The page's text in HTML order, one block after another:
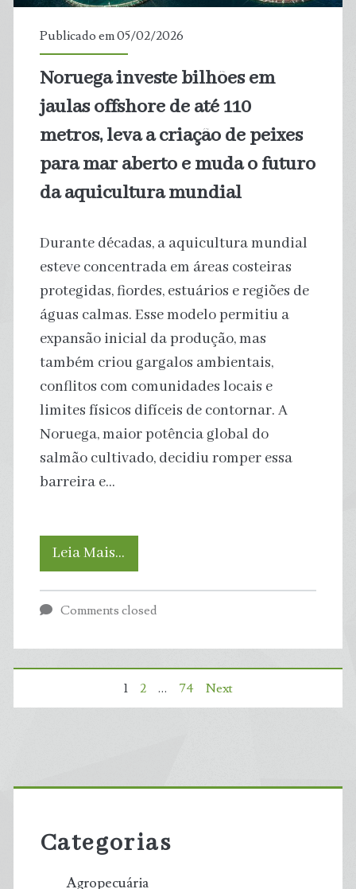
SP,
BA,
PR
e
DF
juntos,
aponta
estudo
Publicado em 05/02/2026
Noruega investe bilhões em
jaulas offshore de até 110
metros, leva a criação de peixes
para mar aberto e muda o futuro
da aquicultura mundial
Durante décadas, a aquicultura mundial
esteve concentrada em áreas costeiras
protegidas, fiordes, estuários e regiões de
águas calmas. Esse modelo permitiu a
expansão inicial da produção, mas
também criou gargalos ambientais,
conflitos com comunidades locais e
limites físicos difíceis de contornar. A
Noruega, maior potência global do
salmão cultivado, decidiu romper essa
barreira e…
Leia Mais…
investe
jaulas
110
metros,
Comments closed
Paginação
1 2 … 74 Next
Primary
Categorias
Agropecuária